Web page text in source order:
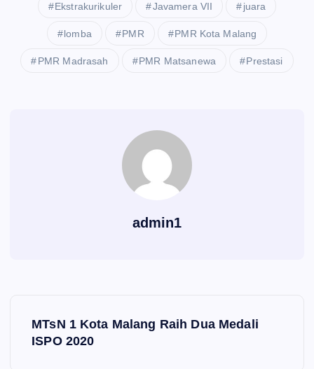
Ekstrakurikuler Javamera VII juara
lomba PMR PMR Kota Malang
PMR Madrasah PMR Matsanewa Prestasi
admin1
MTsN 1 Kota Malang Raih Dua Medali
ISPO 2020